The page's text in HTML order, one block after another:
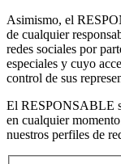
Asimismo, el
de cualquier
redes sociales por
especiales y cuyo
control de sus
El RESPONSABLE
en cualquier
nuestros perfiles de